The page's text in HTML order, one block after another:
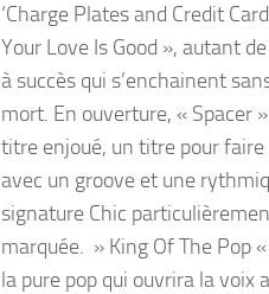
‘Charge Plates and Credit
Your Love Is Good », autant
à succès qui s’enchainent
mort. En ouverture, « Spacer
titre enjoué, un titre pour
avec un groove et une
signature Chic
marquée. » King Of The Pop
la pure pop qui ouvrira la voix